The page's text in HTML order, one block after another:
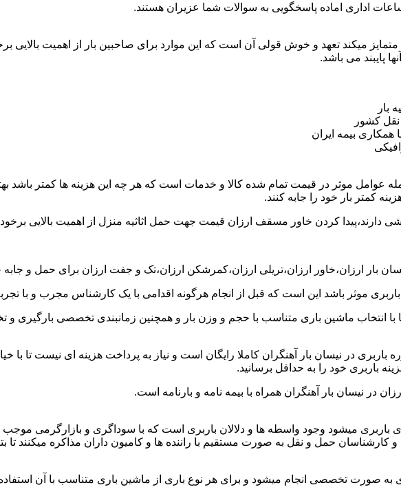
اداری اماده پاسخگویی به سوالات شما عزیران هستند.
متمایز میکند تعهد و خوش قولی آن است که این موارد برای صاحبین بار از اهمیت بالایی
پایبند می باشد.
بار
نقل کشور
همکاری بیمه ایران
عوامل موثر در قیمت تمام شده کالا و خدمات است که هر چه این هزینه ها کمتر باشد
کمتر بار خود را جابه کنند.
دارند،پیدا کردن خاور مسقف ارزان قیمت جهت حمل اثاثیه منزل از اهمیت بالایی
بار ارزان،خاور ارزان،تریلی ارزان،کمرشکن ارزان،تک و جفت ارزان برای حمل و جابه
موثر باشد این است که قبل از انجام هرگونه اقدامی با یک کارشناس مجرب و با
انتخاب ماشین باری متناسب با حجم و وزن بار و همچنین زمانبندی تخصصی بارگیری و
در نیسان بار آهنگران کاملا رایگان است و نیاز به پرداخت هزینه ای نیست تا با
باربری خود را به حداقل برسانید.
در نیسان بار آهنگران همراه با بیمه نامه و بارنامه است.
میشود وجود واسطه ها و دلالان باربری است که با سوداگری و بازارگرمی موجب
حمل و نقل به صورت مستقیم با راننده ها و کامیون داران مذاکره میکنند تا
به صورت تخصصی انجام میشود و برای هر نوع باری از ماشین باری متناسب با آن